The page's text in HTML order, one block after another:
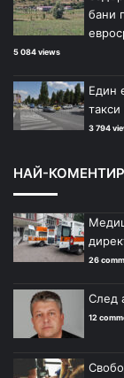
бани
5 084 views
Един
такси
3 794
НАЙ-
26
След
12